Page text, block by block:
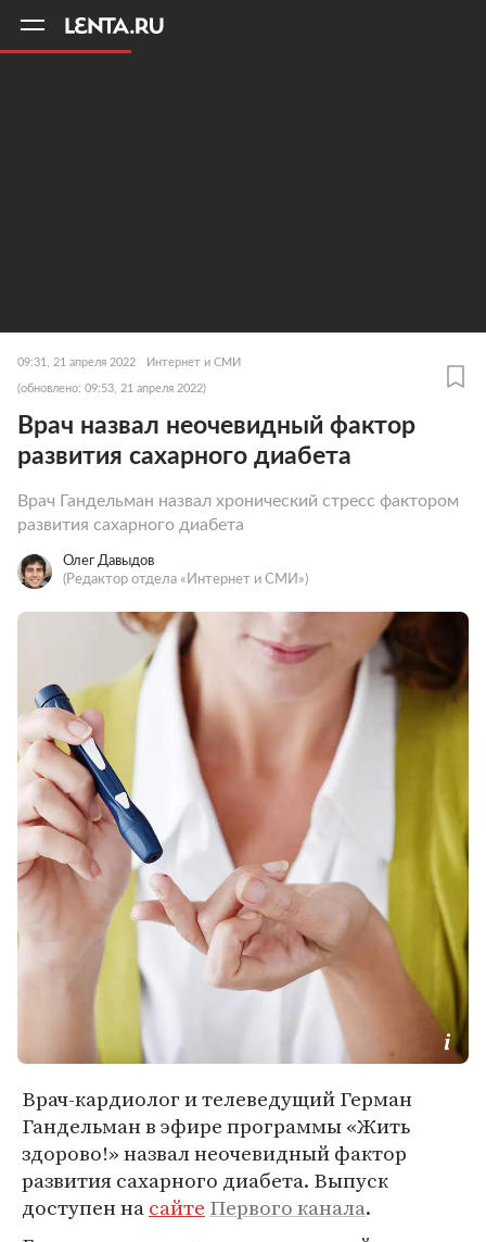
09:31, 21 апреля 2022 Интернет и СМИ
(обновлено: 09:53, 21 апреля 2022)
Врач назвал неочевидный фактор
развития сахарного диабета
Врач Гандельман назвал хронический стресс фактором
развития сахарного диабета
Олег Давыдов
(Редактор отдела «Интернет и СМИ»)
Врач-кардиолог и телеведущий Герман
Гандельман в эфире программы «Жить
здорово!» назвал неочевидный фактор
развития сахарного диабета. Выпуск
доступен насайте Первого канала.